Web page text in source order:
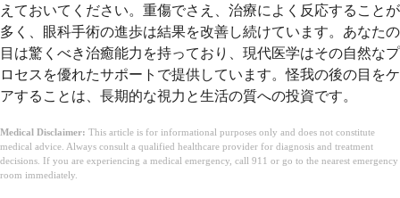
えておいてください。重傷でさえ、治療によく反応することが
多く、眼科手術の進歩は結果を改善し続けています。あなたの
目は驚くべき治癒能力を持っており、現代医学はその自然なプ
ロセスを優れたサポートで提供しています。怪我の後の目をケ
アすることは、長期的な視力と生活の質への投資です。
Medical Disclaimer: This article is for informational purposes only and does not constitute
medical advice. Always consult a qualified healthcare provider for diagnosis and treatment
decisions. If you are experiencing a medical emergency, call 911 or go to the nearest emergency
room immediately.